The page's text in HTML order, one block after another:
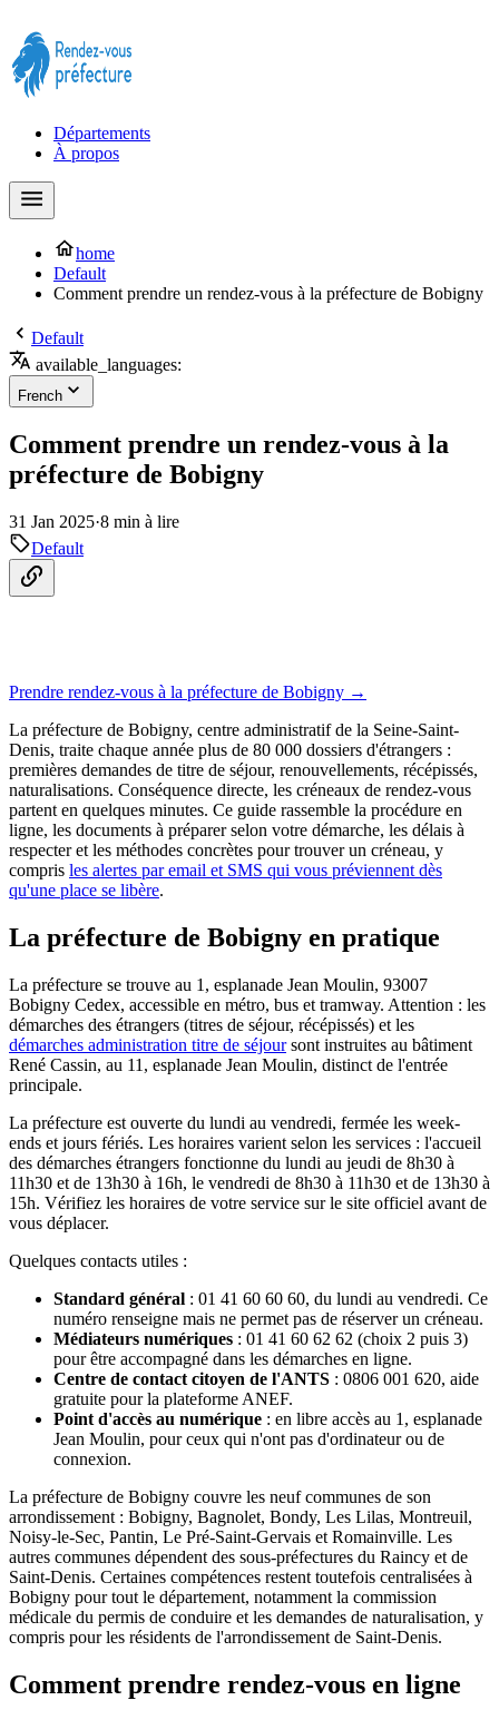
Départements
À propos
home
Default
Comment prendre un rendez-vous à la préfecture de Bobigny
Default
available_languages:
French
Comment prendre un rendez-vous à la
préfecture de Bobigny
31 Jan 2025·8 min à lire
Default
Prendre rendez-vous à la préfecture de Bobigny →
La préfecture de Bobigny, centre administratif de la Seine-Saint-
Denis, traite chaque année plus de 80 000 dossiers d'étrangers :
premières demandes de titre de séjour, renouvellements, récépissés,
naturalisations. Conséquence directe, les créneaux de rendez-vous
partent en quelques minutes. Ce guide rassemble la procédure en
ligne, les documents à préparer selon votre démarche, les délais à
respecter et les méthodes concrètes pour trouver un créneau, y
compris les alertes par email et SMS qui vous préviennent dès
qu'une place se libère.
La préfecture de Bobigny en pratique
La préfecture se trouve au 1, esplanade Jean Moulin, 93007
Bobigny Cedex, accessible en métro, bus et tramway. Attention : les
démarches des étrangers (titres de séjour, récépissés) et les
démarches administration titre de séjoursont instruites au bâtiment
René Cassin, au 11, esplanade Jean Moulin, distinct de l'entrée
principale.
La préfecture est ouverte du lundi au vendredi, fermée les week-
ends et jours fériés. Les horaires varient selon les services : l'accueil
des démarches étrangers fonctionne du lundi au jeudi de 8h30 à
11h30 et de 13h30 à 16h, le vendredi de 8h30 à 11h30 et de 13h30 à
15h. Vérifiez les horaires de votre service sur le site officiel avant de
vous déplacer.
Quelques contacts utiles :
Standard général : 01 41 60 60 60, du lundi au vendredi. Ce
numéro renseigne mais ne permet pas de réserver un créneau.
Médiateurs numériques : 01 41 60 62 62 (choix 2 puis 3)
pour être accompagné dans les démarches en ligne.
Centre de contact citoyen de l'ANTS : 0806 001 620, aide
gratuite pour la plateforme ANEF.
Point d'accès au numérique : en libre accès au 1, esplanade
Jean Moulin, pour ceux qui n'ont pas d'ordinateur ou de
connexion.
La préfecture de Bobigny couvre les neuf communes de son
arrondissement : Bobigny, Bagnolet, Bondy, Les Lilas, Montreuil,
Noisy-le-Sec, Pantin, Le Pré-Saint-Gervais et Romainville. Les
autres communes dépendent des sous-préfectures du Raincy et de
Saint-Denis. Certaines compétences restent toutefois centralisées à
Bobigny pour tout le département, notamment la commission
médicale du permis de conduire et les demandes de naturalisation, y
compris pour les résidents de l'arrondissement de Saint-Denis.
Comment prendre rendez-vous en ligne